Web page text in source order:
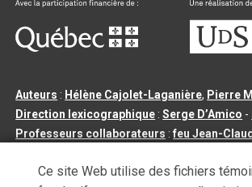
Auteurs : Hélène Cajolet-Laganière, Pierre
Direction lexicographique :Serge D’Amico -
Professeurs collaborateurs :feu Jean-
Tous droits réservés©Université de
Ce site Web utilise des fichiers